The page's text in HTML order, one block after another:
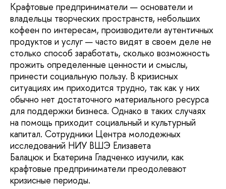
Крафтовые предприниматели — основатели и
владельцы творческих пространств, небольших
кофеен по интересам, производители аутентичных
продуктов и услуг — часто видят в своем деле не
столько способ заработать, сколько возможность
прожить определенные ценности и смыслы,
принести социальную пользу. В кризисных
ситуациях им приходится трудно, так как у них
обычно нет достаточного материального ресурса
для поддержки бизнеса. Однако в таких случаях
на помощь приходит социальный и культурный
капитал. Сотрудники Центра молодежных
исследований НИУ ВШЭ Елизавета
Балацюк и Екатерина Гладченко изучили, как
крафтовые предприниматели преодолевают
кризисные периоды.